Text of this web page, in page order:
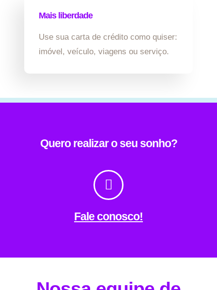
Mais liberdade
Use sua carta de crédito como quiser:
imóvel, veículo, viagens ou serviço.
Quero realizar o seu sonho?
Fale conosco!